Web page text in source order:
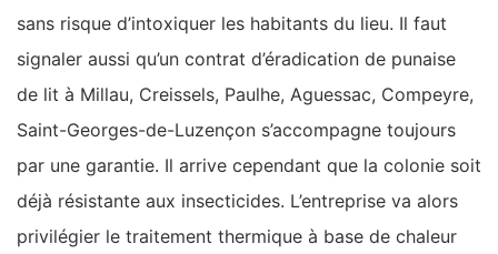
sans risque d’intoxiquer les habitants du lieu. Il faut
signaler aussi qu’un contrat d’éradication de punaise
de lit à Millau, Creissels, Paulhe, Aguessac, Compeyre,
Saint-Georges-de-Luzençon s’accompagne toujours
par une garantie. Il arrive cependant que la colonie soit
déjà résistante aux insecticides. L’entreprise va alors
privilégier le traitement thermique à base de chaleur